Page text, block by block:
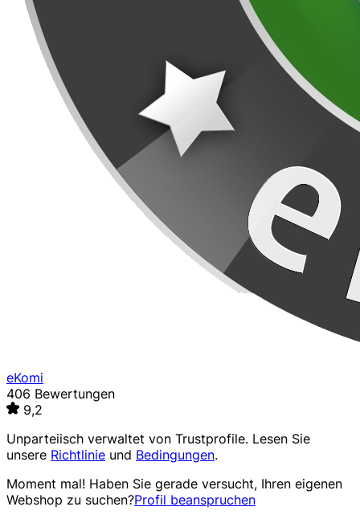
eKomi
406 Bewertungen
9,2
Unparteiisch verwaltet von Trustprofile. Lesen Sie
unsere Richtlinie und Bedingungen.
Moment mal! Haben Sie gerade versucht, Ihren eigenen
Webshop zu suchen?Profil beanspruchen